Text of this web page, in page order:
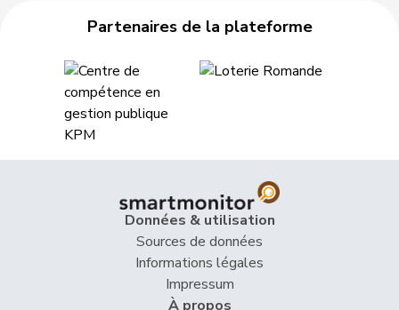
Partenaires de la plateforme
Données & utilisation
Sources de données
Informations légales
Impressum
À propos